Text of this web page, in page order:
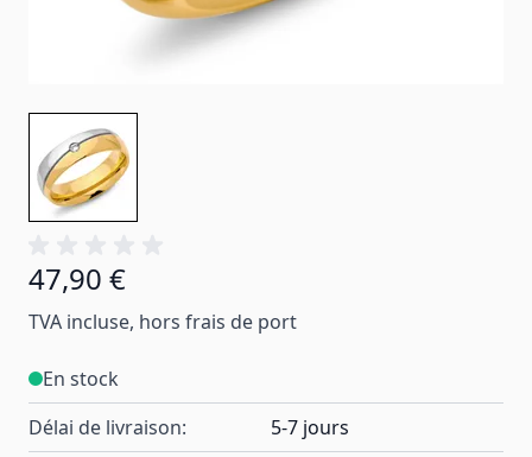
À partir de:
47,90 €
TVA incluse, hors frais de port
En stock
Délai de livraison:
5-7 jours